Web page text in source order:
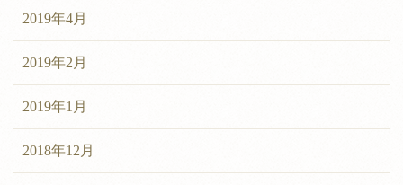
2019年4月
2019年2月
2019年1月
2018年12月